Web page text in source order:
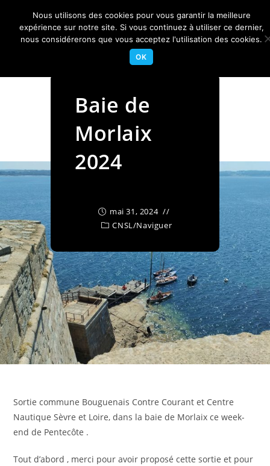
contentCentre Nautique Sèvre et Loire Menu
Baie de
Morlaix
2024
mai 31, 2024
CNSL/Naviguer
Sortie commune Bouguenais Contre Courant et Centre
Nautique Sèvre et Loire, dans la baie de Morlaix ce week-
end de Pentecôte .
Tout d’abord , merci pour avoir proposé cette sortie et pour
Nous utilisons des cookies pour vous garantir la meilleure
expérience sur notre site. Si vous continuez à utiliser ce dernier,
nous considérerons que vous acceptez l'utilisation des cookies.
OK